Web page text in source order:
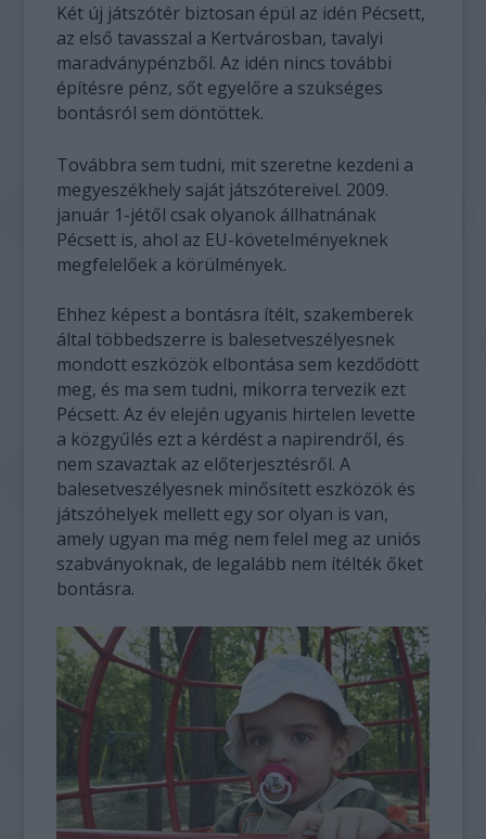
Két új játszótér biztosan épül az idén Pécsett,
az első tavasszal a Kertvárosban, tavalyi
maradványpénzből. Az idén nincs további
építésre pénz, sőt egyelőre a szükséges
bontásról sem döntöttek.
Továbbra sem tudni, mit szeretne kezdeni a
megyeszékhely saját játszótereivel. 2009.
január 1-jétől csak olyanok állhatnának
Pécsett is, ahol az EU-követelményeknek
megfelelőek a körülmények.
Ehhez képest a bontásra ítélt, szakemberek
által többedszerre is balesetveszélyesnek
mondott eszközök elbontása sem kezdődött
meg, és ma sem tudni, mikorra tervezik ezt
Pécsett. Az év elején ugyanis hirtelen levette
a közgyűlés ezt a kérdést a napirendről, és
nem szavaztak az előterjesztésről. A
balesetveszélyesnek minősített eszközök és
játszóhelyek mellett egy sor olyan is van,
amely ugyan ma még nem felel meg az uniós
szabványoknak, de legalább nem ítélték őket
bontásra.